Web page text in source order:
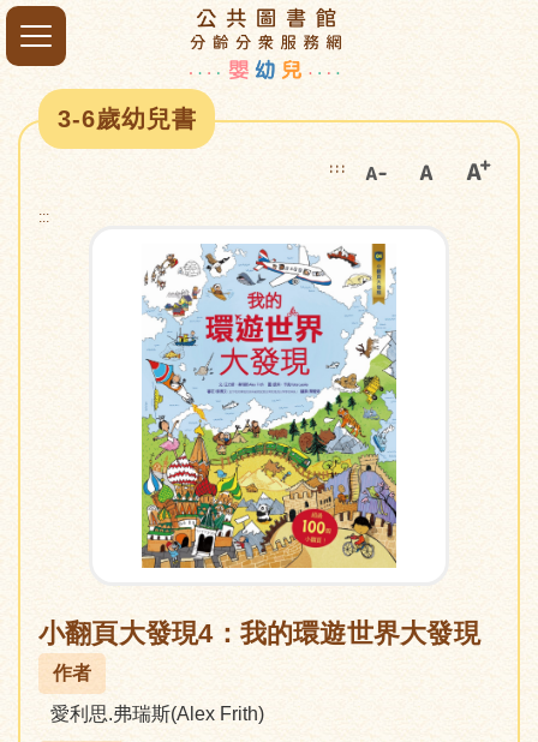
3-6歲幼兒書
:::
:::
小翻頁大發現4：我的環遊世界大發現
作者
愛利思.弗瑞斯(Alex Frith)